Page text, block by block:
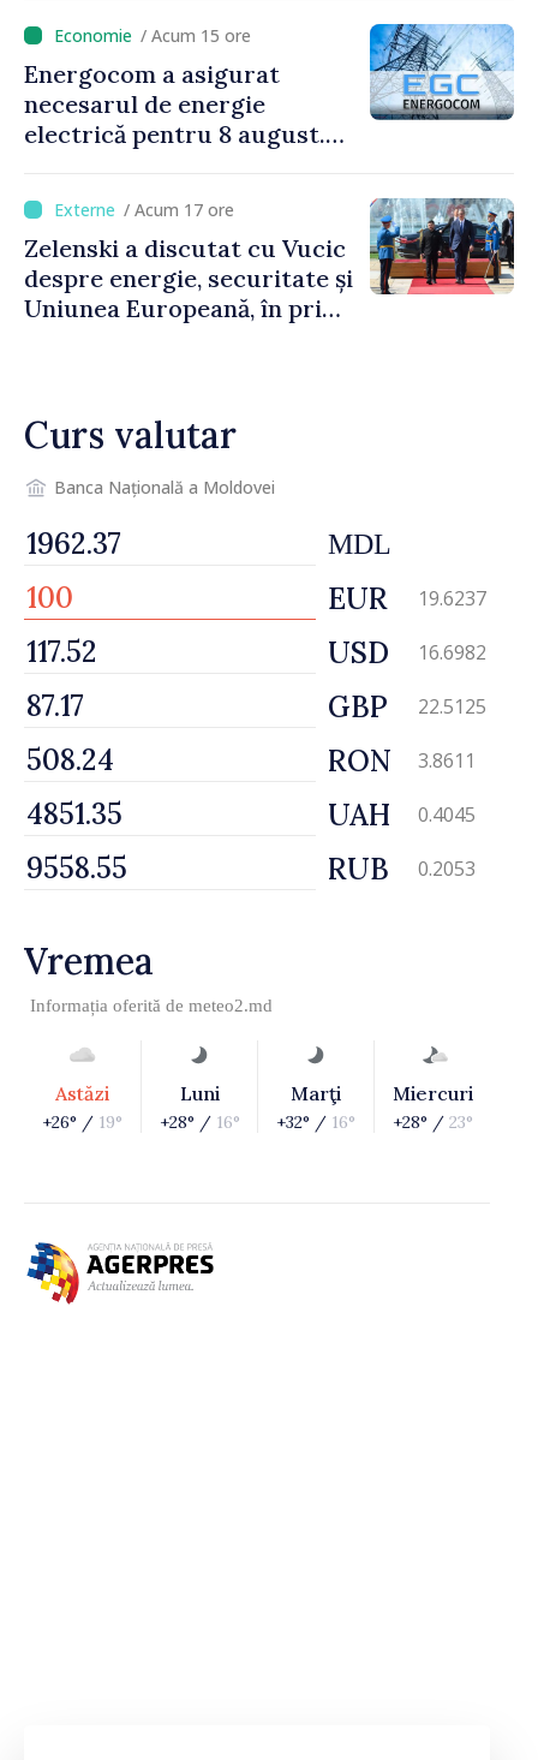
/ Acum 15 ore
Energocom a asigurat
necesarul de energie
electrică pentru 8 august.
cetățenii să reducă
consumul în orele de vârf
/ Acum 17 ore
Zelenski a discutat cu Vucic
despre energie, securitate și
Uniunea Europeană, în prima
Curs valutar
Banca Națională a Moldovei
MDL
EUR 19.6237
USD 16.6982
GBP 22.5125
RON 3.8611
UAH 0.4045
RUB 0.2053
Vremea
Informația oferită de meteo2.md
Astăzi
+26° / 19°
Luni
+28° / 16°
Marţi
+32° / 16°
Miercuri
+28° / 23°